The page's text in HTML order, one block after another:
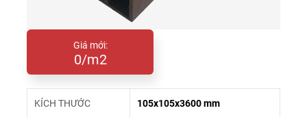
Giá mới:
0/m2
KÍCH THƯỚC 105x105x3600 mm